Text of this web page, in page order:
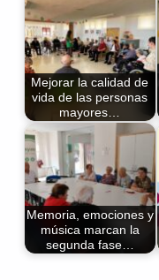
Mejorar la calidad de
vida de las personas
mayores…
Memoria, emociones y
música marcan la
segunda fase…